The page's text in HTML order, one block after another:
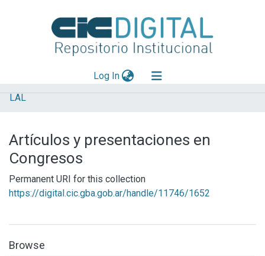
Log In(current)
Explorar
Aportar material
Statistics
LAL
Artículos y presentaciones en
Congresos
Permanent URI for this collection
https://digital.cic.gba.gob.ar/handle/11746/1652
Browse